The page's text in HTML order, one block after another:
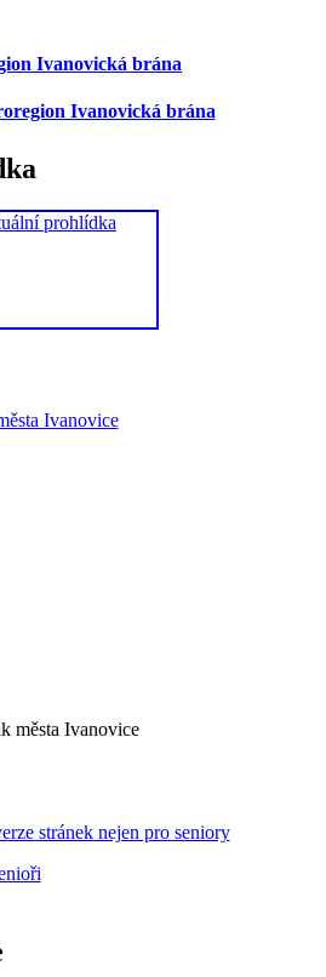
Ivanovická brána
města Ivanovice
stránek nejen pro seniory